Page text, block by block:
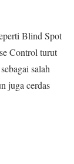
Blind Spot
Control turut
salah
juga cerdas